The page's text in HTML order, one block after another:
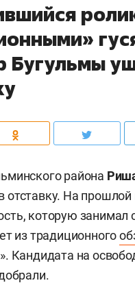
Бугульмы
района
отставку. На прошлой
которую занимал
из традиционного
Кандидата на